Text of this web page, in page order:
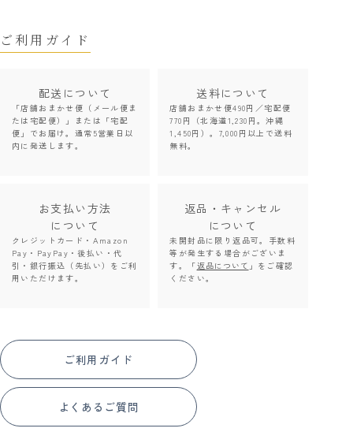
ご利用ガイド
配送について
「店舗おまかせ便（メール便ま
たは宅配便）」または「宅配
便」でお届け。通常5営業日以
内に発送します。
送料について
店舗おまかせ便490円／宅配便
770円（北海道1,230円。沖縄
1,450円）。7,000円以上で送料
無料。
お支払い方法
について
クレジットカード・Amazon
Pay・PayPay・後払い・代
引・銀行振込（先払い）をご利
用いただけます。
返品・キャンセル
について
未開封品に限り返品可。手数料
等が発生する場合がございま
す。「返品について 」をご確認
ください。
ご利用ガイド
よくあるご質問